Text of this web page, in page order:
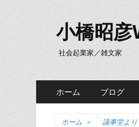
小橋昭彦
社会起業家／雑文家
メ
イ
ホーム ブログ
ホーム ＞ 議事堂より